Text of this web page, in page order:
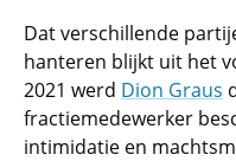
Dat verschillende
hanteren blijkt uit het
2021 werd Dion Graus
fractiemedewerker
intimidatie en